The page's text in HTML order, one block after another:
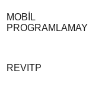
MOBİL
PROGRAMLAMAY
REVITP